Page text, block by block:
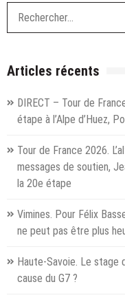
Articles récents
DIRECT – Tour de
étape à l’Alpe d’Huez,
Tour de France 2026.
messages de soutien,
la 20e étape
Vimines. Pour Félix
ne peut pas être plus
Haute-Savoie. Le stage
cause du G7 ?